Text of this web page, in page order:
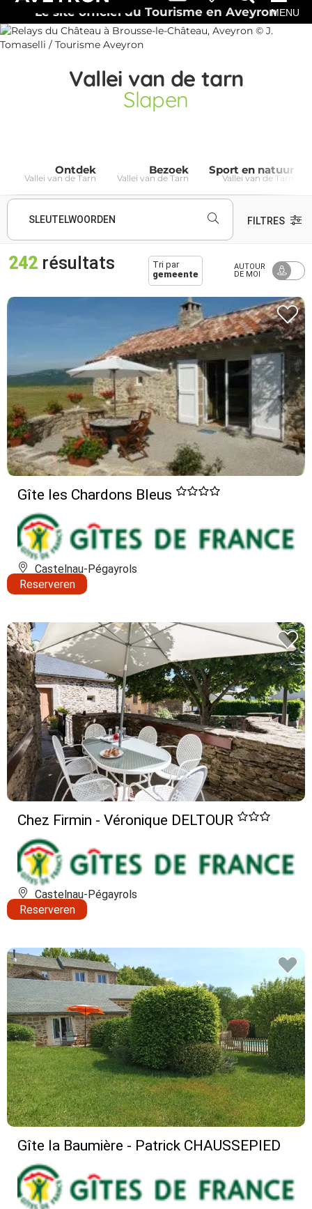
Le site officiel du Tourisme en AveyronMENU
Vallei van de tarn
Slapen
Ontdek
Vallei van de Tarn
Bezoek
Vallei van de Tarn
Sport en natuur
Vallei van de Tarn
SLEUTELWOORDEN FILTRES
242 résultats
Tri par
gemeente
AUTOUR
DE MOI
Gîte les Chardons Bleus
Castelnau-Pégayrols
Reserveren
Chez Firmin - Véronique DELTOUR
Castelnau-Pégayrols
Reserveren
Gîte la Baumière - Patrick CHAUSSEPIED